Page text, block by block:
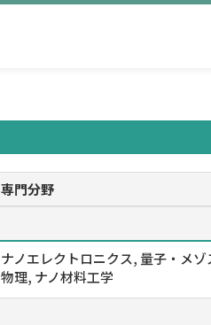
専門分野
ナノエレクトロニクス, 量子・メ
物理, ナノ材料工学